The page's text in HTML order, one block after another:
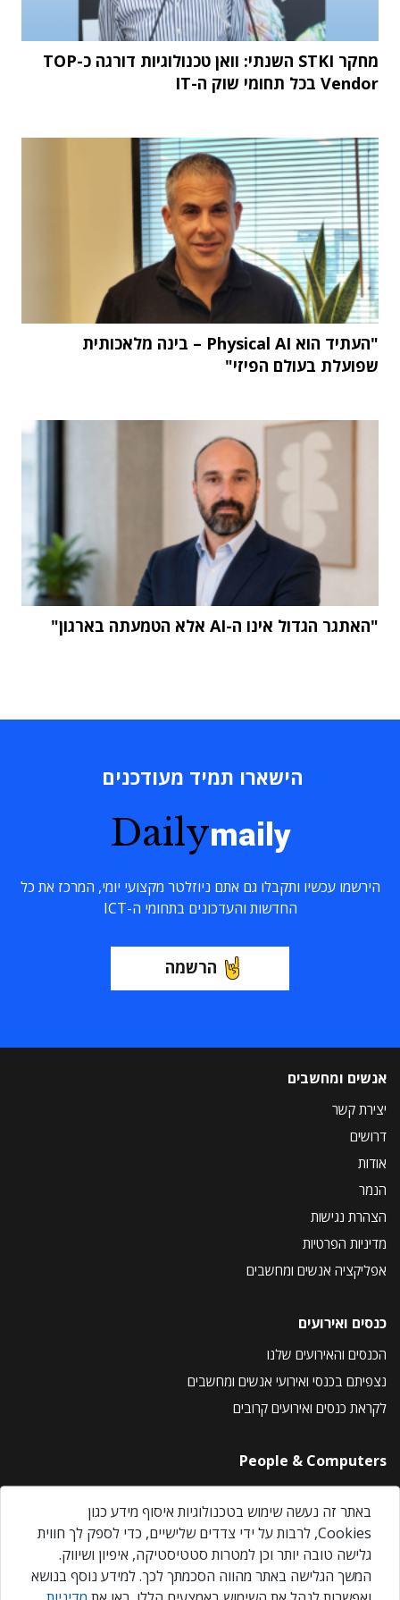
מחקר STKI השנתי: וואן טכנולוגיות דורגה כ-TOP
Vendor בכל תחומי שוק ה-IT
"העתיד הוא Physical AI – בינה מלאכותית
שפועלת בעולם הפיזי"
"האתגר הגדול אינו ה-AI אלא הטמעתה בארגון"
הישארו תמיד מעודכנים
Dailymaily
הירשמו עכשיו ותקבלו גם אתם ניוזלטר מקצועי יומי, המרכז את כל
החדשות והעדכונים בתחומי ה-ICT
הרשמה
אנשים ומחשבים
יצירת קשר
דרושים
אודות
הנמר
הצהרת נגישות
מדיניות הפרטיות
אפליקציה אנשים ומחשבים
כנסים ואירועים
הכנסים והאירועים שלנו
נצפיתם בכנסי ואירועי אנשים ומחשבים
לקראת כנסים ואירועים קרובים
People & Computers
About Us
Privacy Policy
Contact Us
Our Events
באתר זה נעשה שימוש בטכנולוגיות איסוף מידע כגון
Cookies, לרבות על ידי צדדים שלישיים, כדי לספק לך חווית
גלישה טובה יותר וכן למטרות סטטיסטיקה, איפיון ושיווק.
המשך הגלישה באתר מהווה הסכמתך לכך. למידע נוסף בנושא